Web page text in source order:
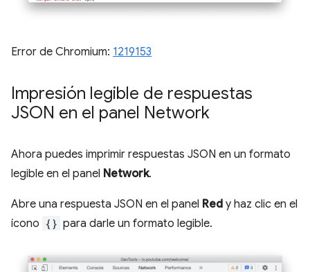
Error de Chromium: 1219153
Impresión legible de respuestas
JSON en el panel Network
Ahora puedes imprimir respuestas JSON en un formato
legible en el panel Network.
Abre una respuesta JSON en el panel Red y haz clic en el
ícono {} para darle un formato legible.